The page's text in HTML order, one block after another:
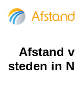
Afstand
steden in